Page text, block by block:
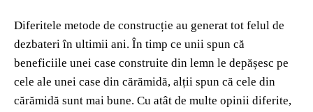
Diferitele metode de construcție au generat tot felul de
dezbateri în ultimii ani. În timp ce unii spun că
beneficiile unei case construite din lemn le depășesc pe
cele ale unei case din cărămidă, alții spun că cele din
cărămidă sunt mai bune. Cu atât de multe opinii diferite,